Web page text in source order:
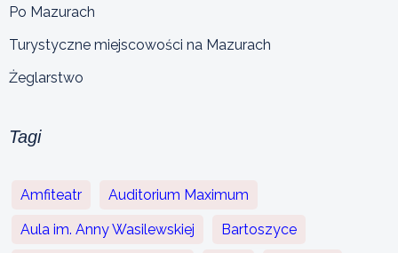
Po Mazurach
Turystyczne miejscowości na Mazurach
Żeglarstwo
Tagi
Amfiteatr Auditorium Maximum
Aula im. Anny Wasilewskiej Bartoszyce